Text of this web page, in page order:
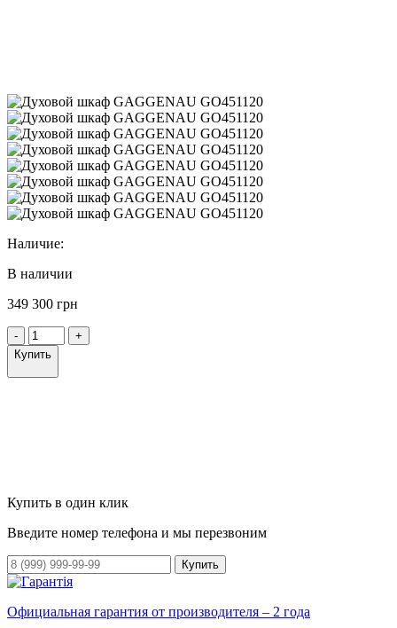
Наличие:
В наличии
349 300 грн
-
+
Купить
Купить в один клик
Введите номер телефона и мы перезвоним
Купить
Официальная гарантия от производителя – 2 года